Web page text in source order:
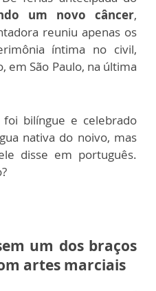
um novo câncer,
reuniu apenas os
íntima no civil,
em São Paulo, na última
bilíngue e celebrado
nativa do noivo, mas
disse em português.
um dos braços
artes marciais